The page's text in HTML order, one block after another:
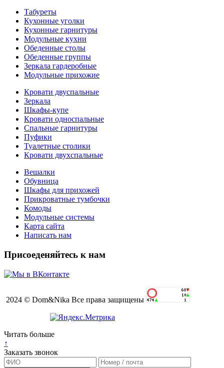
Табуреты
Кухонные уголки
Кухонные гарнитуры
Модульные кухни
Обеденные столы
Обеденные группы
Зеркала гардеробные
Модульные прихожие
Кровати двуспальные
Зеркала
Шкафы-купе
Кровати односпальные
Спальные гарнитуры
Пуфики
Туалетные столики
Кровати двухспальные
Вешалки
Обувница
Шкафы для прихожей
Прикроватные тумбочки
Комоды
Модульные системы
Карта сайта
Написать нам
Присоеденяйтесь к нам
2024 © Dom&Nika Все права защищены
Читать больше
↑
Заказать звонок